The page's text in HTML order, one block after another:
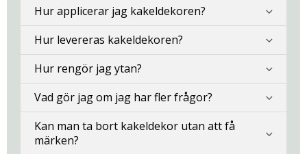
Hur applicerar jag kakeldekoren?
Hur levereras kakeldekoren?
Hur rengör jag ytan?
Vad gör jag om jag har fler frågor?
Kan man ta bort kakeldekor utan att få
märken?